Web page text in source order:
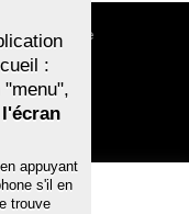
de cinefile
s'abonner
:
appuyant
s'il en
trouve